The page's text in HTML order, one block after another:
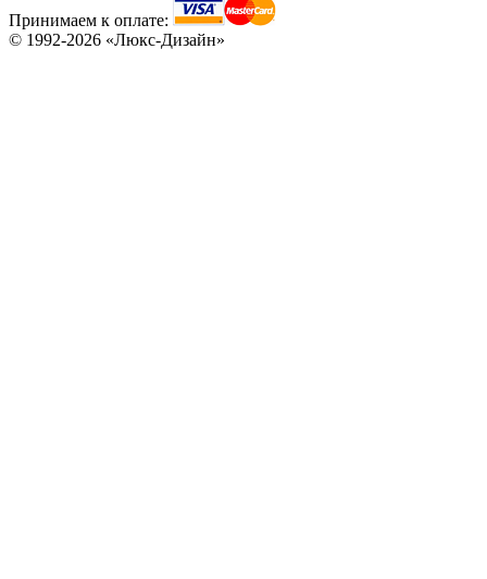
Принимаем к оплате:
© 1992-2026 «Люкс-Дизайн»